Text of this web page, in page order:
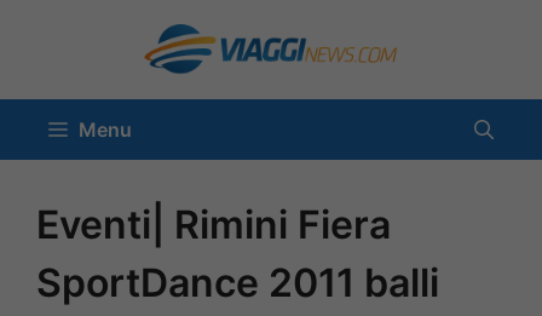
contenuto
Menu
Eventi| Rimini Fiera
SportDance 2011 balli